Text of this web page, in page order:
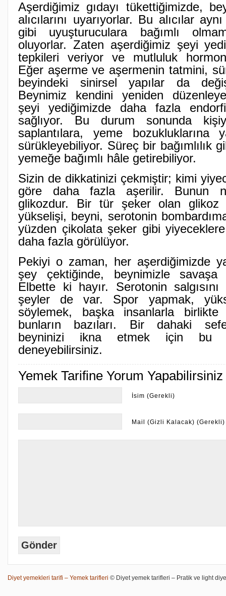
Aşerdiğimiz gıdayı tükettiğimizde,
alıcılarını uyarıyorlar. Bu alıcılar
gibi uyuşturuculara bağımlı
oluyorlar. Zaten aşerdiğimiz şeyi
tepkileri veriyor ve mutluluk
Eğer aşerme ve aşermenin tatmini,
beyindeki sinirsel yapılar da
Beynimiz kendini yeniden
şeyi yediğimizde daha fazla
sağlıyor. Bu durum sonunda
saplantılara, yeme bozukluklarına
sürükleyebiliyor. Süreç bir bağımlılık
yemeğe bağımlı hâle getirebiliyor.
Sizin de dikkatinizi çekmiştir; kimi
göre daha fazla aşerilir. Bunun
glikozdur. Bir tür şeker olan glikoz
yükselişi, beyni, serotonin
yüzden çikolata şeker gibi
daha fazla görülüyor.
Pekiyi o zaman, her aşerdiğimizde
şey çektiğinde, beynimizle savaşa
Elbette ki hayır. Serotonin
şeyler de var. Spor yapmak,
söylemek, başka insanlarla birlikte
bunların bazıları. Bir dahaki
beyninizi ikna etmek için bu
deneyebilirsiniz.
Yemek Tarifine Yorum Yapabilirsiniz
İsim (Gerekli)
Mail (Gizli Kalacak) (Gerekli)
Diyet yemekleri tarifi – Yemek tarifleri © Diyet yemek tarifleri – Pratik ve light